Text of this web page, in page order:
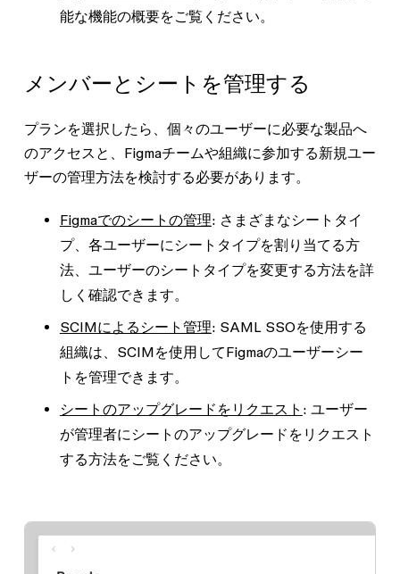
能な機能の概要をご覧ください。
メンバーとシートを管理する
プランを選択したら、個々のユーザーに必要な製品へ
のアクセスと、Figmaチームや組織に参加する新規ユー
ザーの管理方法を検討する必要があります。
Figmaでのシートの管理: さまざまなシートタイ
プ、各ユーザーにシートタイプを割り当てる方
法、ユーザーのシートタイプを変更する方法を詳
しく確認できます。
SCIMによるシート管理: SAML SSOを使用する
組織は、SCIMを使用してFigmaのユーザーシー
トを管理できます。
シートのアップグレードをリクエスト : ユーザー
が管理者にシートのアップグレードをリクエスト
する方法をご覧ください。